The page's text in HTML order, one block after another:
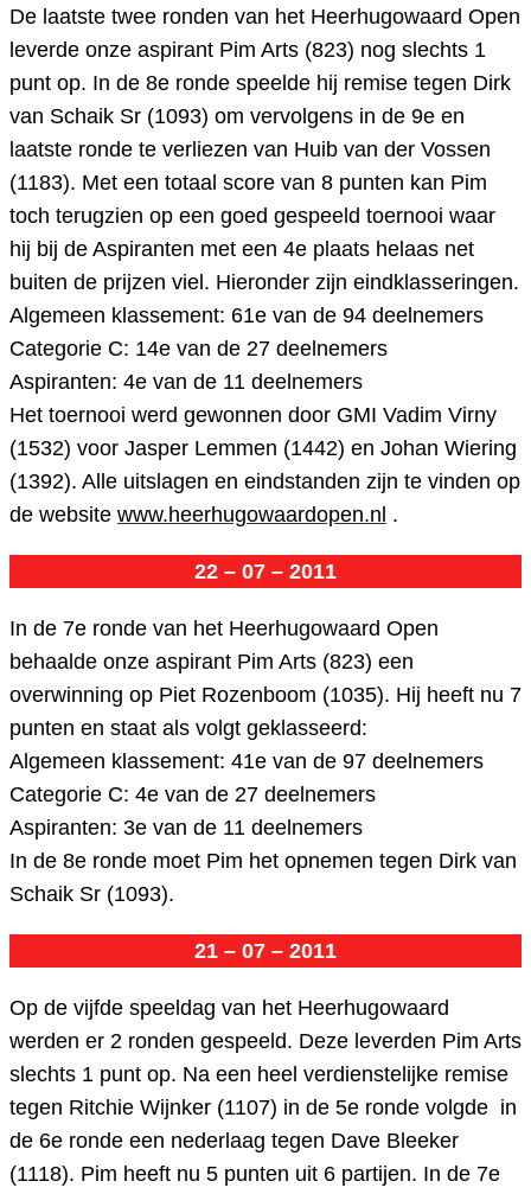
De laatste twee ronden van het Heerhugowaard Open
leverde onze aspirant Pim Arts (823) nog slechts 1
punt op. In de 8e ronde speelde hij remise tegen Dirk
van Schaik Sr (1093) om vervolgens in de 9e en
laatste ronde te verliezen van Huib van der Vossen
(1183). Met een totaal score van 8 punten kan Pim
toch terugzien op een goed gespeeld toernooi waar
hij bij de Aspiranten met een 4e plaats helaas net
buiten de prijzen viel. Hieronder zijn eindklasseringen.
Algemeen klassement: 61e van de 94 deelnemers
Categorie C: 14e van de 27 deelnemers
Aspiranten: 4e van de 11 deelnemers
Het toernooi werd gewonnen door GMI Vadim Virny
(1532) voor Jasper Lemmen (1442) en Johan Wiering
(1392). Alle uitslagen en eindstanden zijn te vinden op
de website www.heerhugowaardopen.nl .
22 – 07 – 2011
In de 7e ronde van het Heerhugowaard Open
behaalde onze aspirant Pim Arts (823) een
overwinning op Piet Rozenboom (1035). Hij heeft nu 7
punten en staat als volgt geklasseerd:
Algemeen klassement: 41e van de 97 deelnemers
Categorie C: 4e van de 27 deelnemers
Aspiranten: 3e van de 11 deelnemers
In de 8e ronde moet Pim het opnemen tegen Dirk van
Schaik Sr (1093).
21 – 07 – 2011
Op de vijfde speeldag van het Heerhugowaard
werden er 2 ronden gespeeld. Deze leverden Pim Arts
slechts 1 punt op. Na een heel verdienstelijke remise
tegen Ritchie Wijnker (1107) in de 5e ronde volgde in
de 6e ronde een nederlaag tegen Dave Bleeker
(1118). Pim heeft nu 5 punten uit 6 partijen. In de 7e